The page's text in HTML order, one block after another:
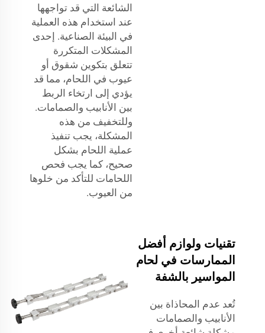
الشائعة التي قد تواجهها
عند استخدام هذه العملية
في البيئة الصناعية. إحدى
المشكلات المتكررة
تتعلق بتكوين شقوق أو
عيوب في اللحام، مما قد
يؤدي إلى ارتخاء الربط
بين الأنابيب والصمامات.
وللتخفيف من هذه
المشكلة، يجب تنفيذ
عملية اللحام بشكل
صحيح، كما يجب فحص
اللحامات للتأكد من خلوها
من العيوب.
تقنيات ولوازم أفضل
الممارسات في لحام
المواسير بالشفة
تُعد عدم المحاذاة بين
الأنابيب والصمامات